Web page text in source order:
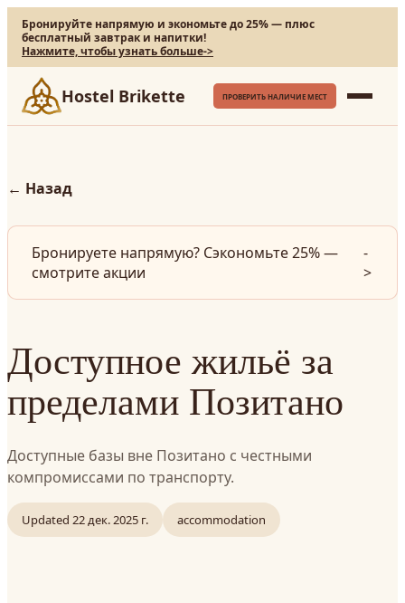
Бронируйте напрямую и экономьте до 25% — плюс
бесплатный завтрак и напитки!
Нажмите, чтобы узнать больше->
Hostel Brikette ПРОВЕРИТЬ НАЛИЧИЕ МЕСТ
← Назад
Бронируете напрямую? Сэкономьте 25% —
смотрите акции
-
>
Доступное жильё за
пределами Позитано
Доступные базы вне Позитано с честными
компромиссами по транспорту.
Updated 22 дек. 2025 г. accommodation